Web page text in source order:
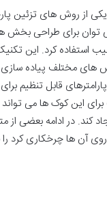
از روش های تزئین
توان برای طراحی بخش
استفاده کرد. این
های مختلف پیاده
قابل تنظیم
این کوک ها می
کند. در ادامه بعضی از
آن ها چرخکاری کرد